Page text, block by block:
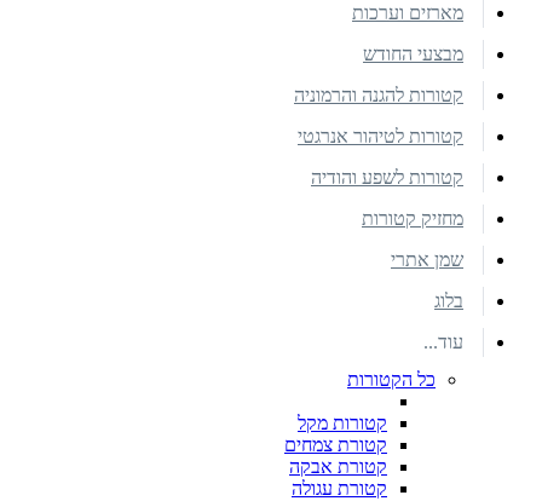
מארזים וערכות
מבצעי החודש
קטורות להגנה והרמוניה
קטורות לטיהור אנרגטי
קטורות לשפע והודיה
מחזיק קטורות
שמן אתרי
בלוג
עוד...
כל הקטורות
קטורות מקל
קטורת צמחים
קטורת אבקה
קטורת עגולה